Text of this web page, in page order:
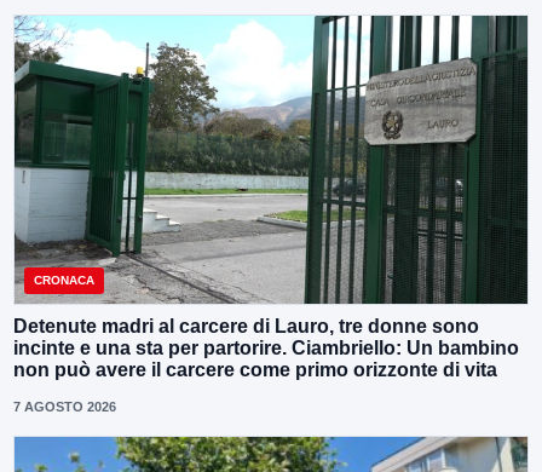
CRONACA
Detenute madri al carcere di Lauro, tre donne sono
incinte e una sta per partorire. Ciambriello: Un bambino
non può avere il carcere come primo orizzonte di vita
7 AGOSTO 2026